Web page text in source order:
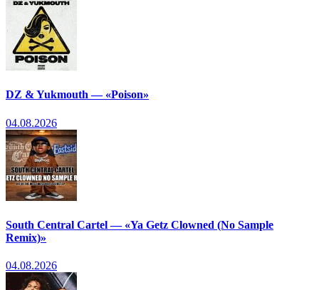
DZ & Yukmouth — «Poison»
04.08.2026
South Central Cartel — «Ya Getz Clowned (No Sample
Remix)»
04.08.2026